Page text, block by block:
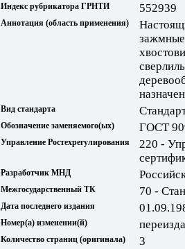
Индекс рубрикатора ГРНТИ 552939
Аннотация (область применения)
зажмные
Вид стандарта
Обозначение заменяемого(ых) ГОСТ
Управление Ростехрегулирования
220 -
Разработчик МНД
Межгосударственный ТК 70 -
Дата последнего издания
Номер(а) изменении(й)
Количество страниц (оригинала) 3